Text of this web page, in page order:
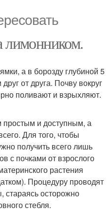
лимонником.
а в борозду глубиной 5
от друга. Почву вокруг
поливают и взрыхляют.
простым и доступным, а
Для того, чтобы
получить всего лишь
с почками от взрослого
растения
Процедуру проводят
осторожно
стебля.